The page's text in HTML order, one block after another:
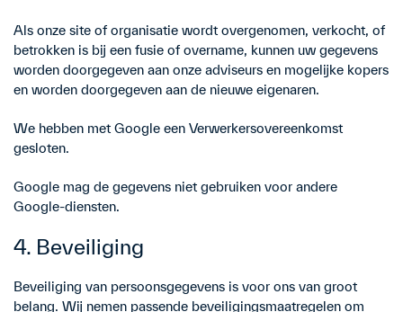
Als onze site of organisatie wordt overgenomen, verkocht, of
betrokken is bij een fusie of overname, kunnen uw gegevens
worden doorgegeven aan onze adviseurs en mogelijke kopers
en worden doorgegeven aan de nieuwe eigenaren.
We hebben met Google een Verwerkersovereenkomst
gesloten.
Google mag de gegevens niet gebruiken voor andere
Google-diensten.
4. Beveiliging
Beveiliging van persoonsgegevens is voor ons van groot
belang. Wij nemen passende beveiligingsmaatregelen om